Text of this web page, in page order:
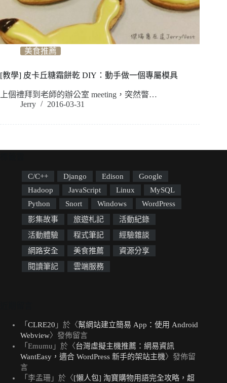
美食推薦
[教學] 皮卡丘糖霜餅乾 DIY：動手做一個專屬模具
上個禮拜到老師的辦公室 meeting，突然瞥…
Jerry
2016-03-31
C/C++ Django Edison
Google
Hadoop
JavaScript Linux
MySQL
Python
Snort Windows
WordPress
影集故事
旅遊札記
活動紀錄
活動體驗
程式筆記
經驗雜談
網路安全
美食推薦
資源分享
閱讀筆記
雲端服務
「 CLRE20 」於〈幫網站建立簡易 App：使用 Android
Webview〉發佈留言
「 Emumu 」於〈台灣虛擬主機推薦：網易資訊
WantEasy，適合 WordPress 新手的架站主機〉發佈留
言
「 李孟珊 」於〈[懶人包] 淘寶購物用語完全攻略，超